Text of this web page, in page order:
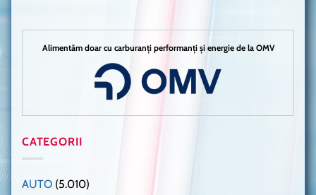
Alimentăm doar cu carburanți performanți și energie de la OMV
CATEGORII
AUTO (5.010)